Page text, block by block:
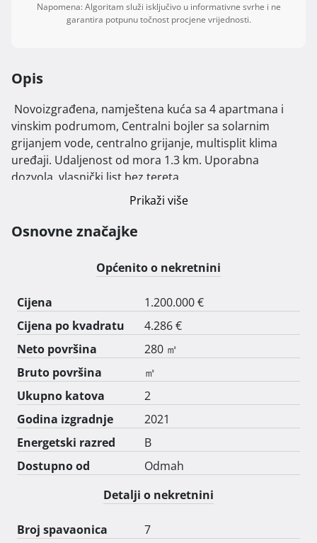
Napomena: Algoritam služi isključivo u informativne svrhe i ne
garantira potpunu točnost procjene vrijednosti.
Opis
vinskim podrumom, Centralni bojler sa solarnim
grijanjem vode, centralno grijanje, multisplit klima
uređaji. Udaljenost od mora 1.3 km. Uporabna
dozvola, vlasnički list bez tereta.
Prikaži više
Osnovne značajke
Općenito o nekretnini
Cijena
1.200.000 €
Cijena po kvadratu
4.286 €
Neto površina
280 ㎡
Bruto površina
㎡
Ukupno katova
2
Godina izgradnje
2021
Energetski razred
B
Dostupno od
Odmah
Detalji o nekretnini
Broj spavaonica
7